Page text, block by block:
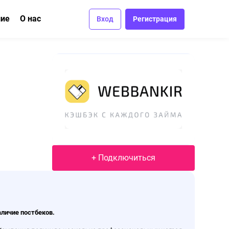
О нас Вход Регистрация
+ Подключиться
постбеков.